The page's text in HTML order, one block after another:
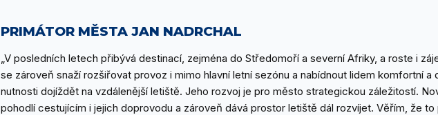
PRIMÁTOR MĚSTA JAN NADRCHAL
„V posledních letech přibývá destinací, zejména do Středomoří a severní Afriky, a roste i
se zároveň snaží rozšiřovat provoz i mimo hlavní letní sezónu a nabídnout lidem komfortní
nutnosti dojíždět na vzdálenější letiště. Jeho rozvoj je pro město strategickou záležitostí.
pohodlí cestujícím i jejich doprovodu a zároveň dává prostor letiště dál rozvíjet. Věřím, že